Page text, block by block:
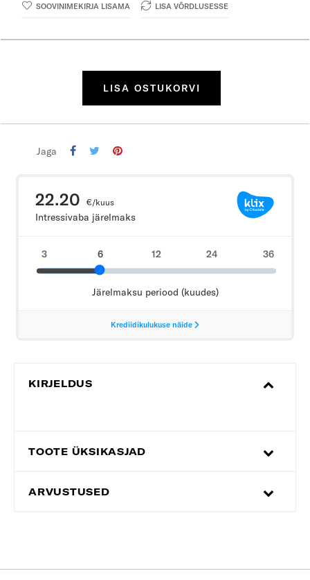
SOOVINIMEKIRJA LISAMA LISA VÕRDLUSESSE
LISA OSTUKORVI
Jaga
KIRJELDUS
TOOTE ÜKSIKASJAD
ARVUSTUSED